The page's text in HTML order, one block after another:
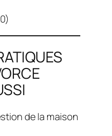
de la maison